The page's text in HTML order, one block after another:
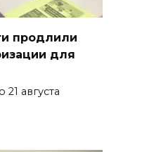
продлили
для
августа